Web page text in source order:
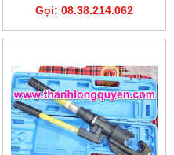
STROKE 32MM CÓ VAN AN
Gọi: 08.38.214.062